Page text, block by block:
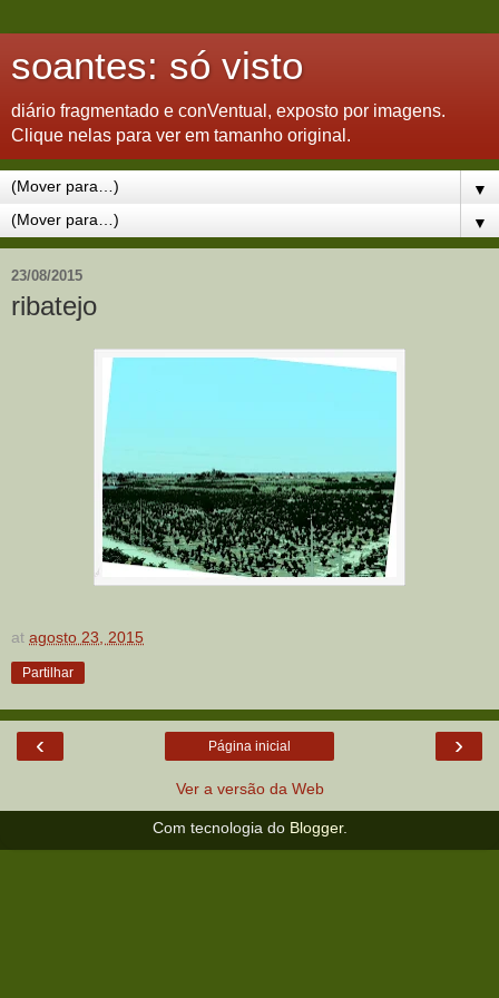
soantes: só visto
diário fragmentado e conVentual, exposto por imagens.
Clique nelas para ver em tamanho original.
▼
▼
23/08/2015
ribatejo
at agosto 23, 2015
Partilhar
‹ ›
Página inicial
Ver a versão da Web
Com tecnologia do Blogger.